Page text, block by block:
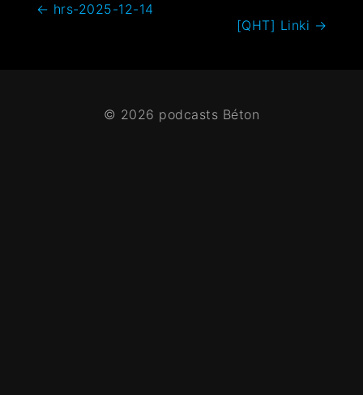
← hrs-2025-12-14
[QHT] Linki →
© 2026 podcasts Béton